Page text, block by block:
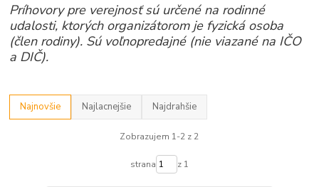
Príhovory pre verejnosť sú určené na rodinné
udalosti, ktorých organizátorom je fyzická osoba
(člen rodiny). Sú voľnopredajné (nie viazané na IČO
a DIČ).
Najnovšie Najlacnejšie Najdrahšie
Zobrazujem 1-2 z 2
strana z 1